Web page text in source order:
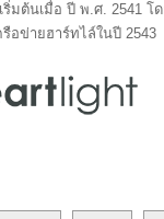
ริ่มต้นเมื่อ ปี พ.ศ. 2541
อข่ายฮาร์ทไล์ในปี 2543